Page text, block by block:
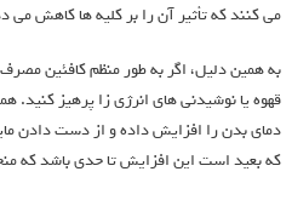
می کنند که تأثیر آن را بر کلیه ها کاهش می
به همین دلیل، اگر به طور منظم کافئین
قهوه یا نوشیدنی های انرژی زا پرهیز کنید.
دمای بدن را افزایش داده و از دست دادن
که بعید است این افزایش تا حدی باشد که